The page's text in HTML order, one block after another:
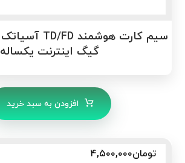
گیگ اینترنت یکساله
افزودن به سبد خرید
تومان۴,۵۰۰,۰۰۰